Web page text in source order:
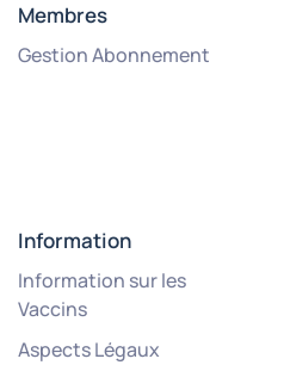
Membres
Gestion Abonnement
Information
Information sur les
Vaccins
Aspects Légaux